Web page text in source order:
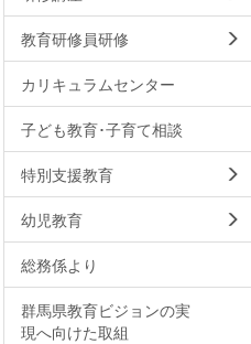
教育研修員研修
カリキュラムセンター
子ども教育･子育て相談
特別支援教育
幼児教育
総務係より
群馬県教育ビジョンの実
現へ向けた取組